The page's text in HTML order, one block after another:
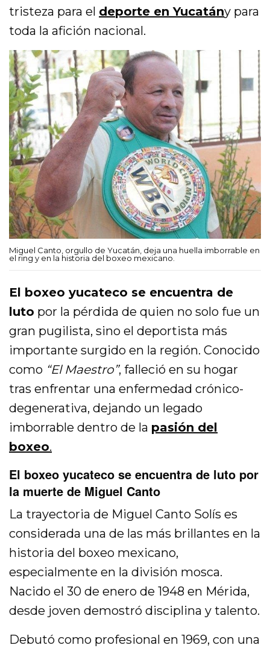
tristeza para el deporte en Yucatány para
toda la afición nacional.
Miguel Canto, orgullo de Yucatán, deja una huella imborrable en
el ring y en la historia del boxeo mexicano.
El boxeo yucateco se encuentra de
luto por la pérdida de quien no solo fue un
gran pugilista, sino el deportista más
importante surgido en la región. Conocido
como “El Maestro”, falleció en su hogar
tras enfrentar una enfermedad crónico-
degenerativa, dejando un legado
imborrable dentro de la pasión del
boxeo.
El boxeo yucateco se encuentra de luto por
la muerte de Miguel Canto
La trayectoria de Miguel Canto Solís es
considerada una de las más brillantes en la
historia del boxeo mexicano,
especialmente en la división mosca.
Nacido el 30 de enero de 1948 en Mérida,
desde joven demostró disciplina y talento.
Debutó como profesional en 1969, con una